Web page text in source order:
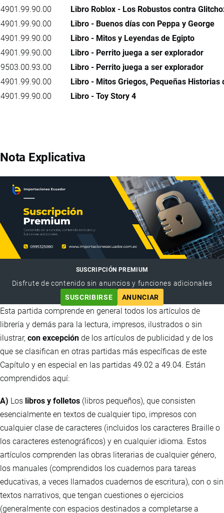
4901.99.90.00
Libro Roblox - Los Robustos contra
4901.99.90.00
Libro - Buenos días con Peppa y George
4901.99.90.00
Libro - Mitos y Leyendas de Egipto
4901.99.90.00
Libro - Perrito juega a ser explorador
9503.00.93.00
Libro - Perrito juega a ser explorador
4901.99.90.00
Libro - Mitos Griegos, Pequeñas Historias
4901.99.90.00
Libro - Toy Story 4
Nota Explicativa
SUSCRIPCIÓN PREMIUM
Disfrute de contenido sin anuncios y funciones adicionales
SUSCRIBIRSE
ANUNCIAR
Esta partida comprende en general todos los artículos de
librería y demás para la lectura, impresos, ilustrados o sin
ilustrar, con excepción de los artículos de publicidad y de los
que se clasifican en otras partidas más específicas de este
Capítulo y en especial en las partidas 49.02 a 49.04. Están
comprendidos aquí:
A) Los libros y folletos (libros pequeños), que consisten
esencialmente en textos de cualquier tipo, impresos con
cualquier clase de caracteres (incluidos los caracteres Braille o
los caracteres estenográficos) y en cualquier idioma. Estos
artículos comprenden las obras literarias de cualquier género,
los manuales (comprendidos los cuadernos para tareas
educativas, a veces llamados cuadernos de escritura), con o sin
textos narrativos, que tengan cuestiones o ejercicios
(generalmente con espacios destinados a completarse a